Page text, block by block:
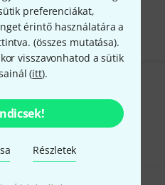
preferenciákat,
érintő használatára a
(összes mutatása).
visszavonhatod a sütik
(itt).
Részletek
az ÁFÁ-t
látsz?
Súgó & Visszajelzések